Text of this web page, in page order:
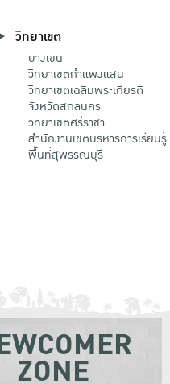
วิทยาเขต
บางเขน
วิทยาเขตกําแพงแสน
วิทยาเขตเฉลิมพระเกียรติ
จังหวัดสกลนคร
วิทยาเขตศรีราชา
สำนักงานเขตบริหารการเรียนรู้
พื้นที่สุพรรณบุรี
ZONE